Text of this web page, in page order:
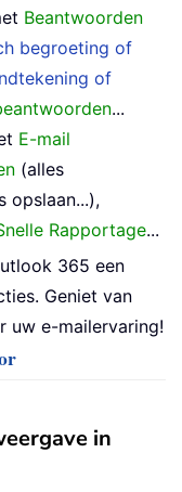
Beantwoorden
begroeting of
of
...
E-mail
(alles
opslaan...),
Rapportage...
365 een
Geniet van
uw e-mailervaring!
in